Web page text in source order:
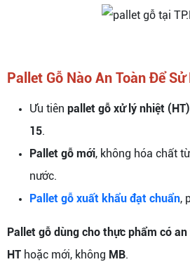
Pallet Gỗ Nào An Toàn Để Sử
Ưu tiên pallet gỗ xử lý nhiệt (HT)
15.
Pallet gỗ mới, không hóa chất
nước.
Pallet gỗ xuất khẩu đạt chuẩn,
Pallet gỗ dùng cho thực phẩm có
HT hoặc mới, không MB.